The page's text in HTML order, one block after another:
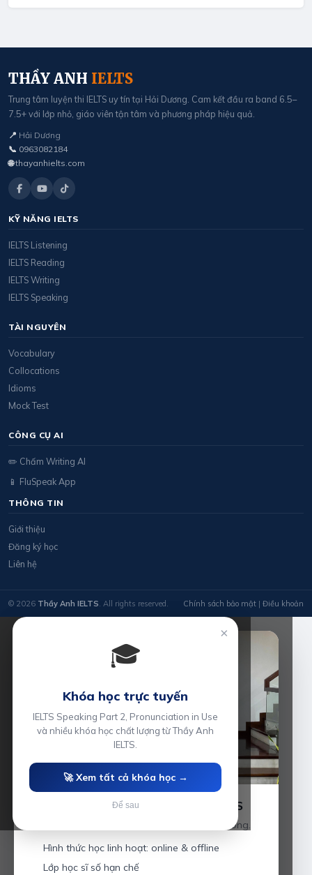
THẦY ANH IELTS
Trung tâm luyện thi IELTS uy tín tại Hải Dương. Cam kết đầu ra band 6.5–
7.5+ với lớp nhỏ, giáo viên tận tâm và phương pháp hiệu quả.
📍 Hải Dương
📞 0963082184
🌐 thayanhielts.com
KỸ NĂNG IELTS
IELTS Listening
IELTS Reading
IELTS Writing
IELTS Speaking
TÀI NGUYÊN
Vocabulary
Collocations
Idioms
Mock Test
CÔNG CỤ AI
✏️ Chấm Writing AI
📱 FluSpeak App
THÔNG TIN
Giới thiệu
Đăng ký học
Liên hệ
© 2026 Thầy Anh IELTS. All rights reserved. Chính sách bảo mật | Điều khoản
Luyện thi IELTS cùng Thầy Anh IELTS
Giáo viên hơn 10 năm kinh nghiệm tại Hải Phòng.
Hình thức học linh hoạt: online & offline
Lớp học sĩ số hạn chế
×
🎓
Khóa học trực tuyến
IELTS Speaking Part 2, Pronunciation in Use
và nhiều khóa học chất lượng từ Thầy Anh
IELTS.
🚀 Xem tất cả khóa học →
Để sau